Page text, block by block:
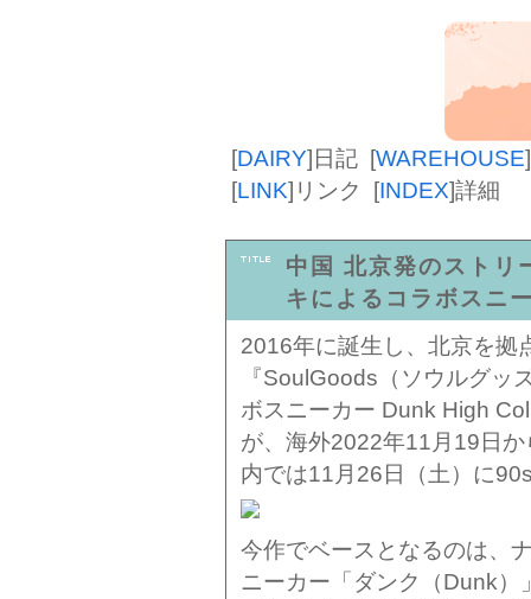
[DAIRY]日記 [WAREHOUSE]
[LINK] リンク [INDEX]詳細
中国 北京発のストリ
キによるコラボスニ
2016年に誕生し、北京を拠
『SoulGoods（ソウルグッ
ボスニーカー Dunk High
が、海外2022年11月19日
内では11月26日（土）に
今作でベースとなるのは、
ニーカー「ダンク（Dunk）